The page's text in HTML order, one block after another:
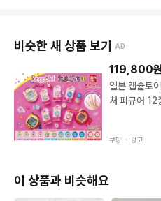
비슷한 새 상품 보기 AD
119,800
일본 캡슐토
쿠팡 ・ 광고
이 상품과 비슷해요